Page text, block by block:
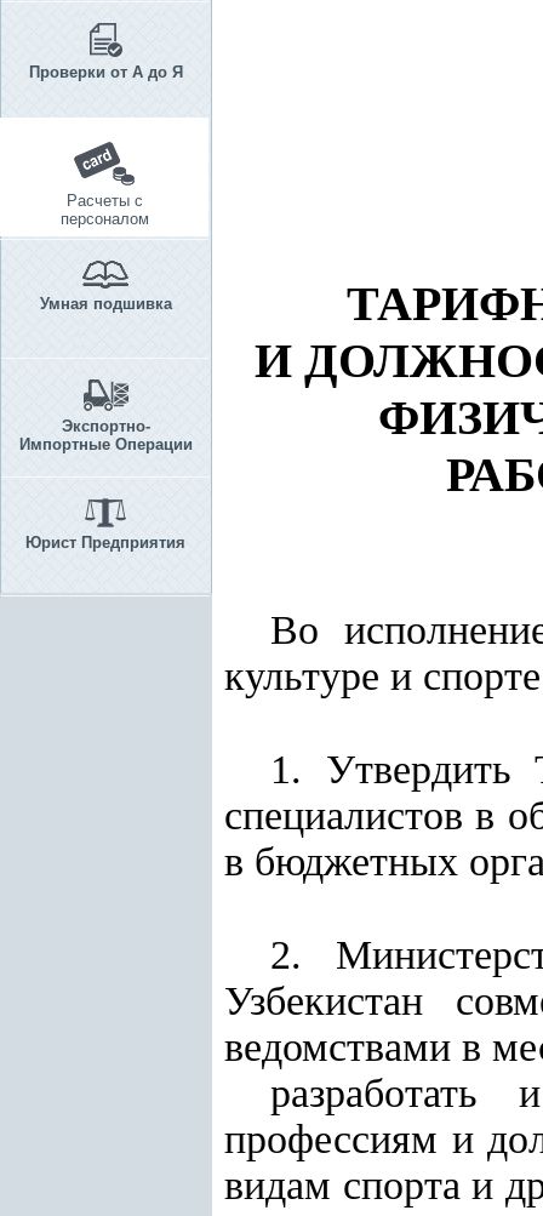
Проверки от А до Я
Расчеты с
персоналом
Умная подшивка
Экспортно-
Импортные Операции
Юрист Предприятия
И
Во
культуре и
1. Утвердить
специалистов в
в бюджетных
2.
Узбекистан
ведомствами в
разработать
профессиям и
видам спорта и